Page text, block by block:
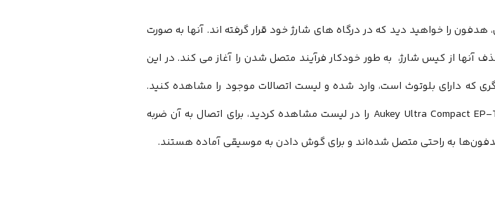
هدفون را خواهید دید که در درگاه های شارژ خود قرار گرفته اند. آنها به صورت
آنها از کیس شارژ، به طور خودکار فرآیند متصل شدن را آغاز می کند. در این
که دارای بلوتوث است، وارد شده و لیست اتصالات موجود را مشاهده کنید.
هنگامی که هدفون بی سیم Aukey Ultra Compact EP-T25 TWS را در لیست مشاهده کردید، برای اتصال به آن ضربه
به راحتی متصل شده‌اند و برای گوش دادن به موسیقی آماده هستند.